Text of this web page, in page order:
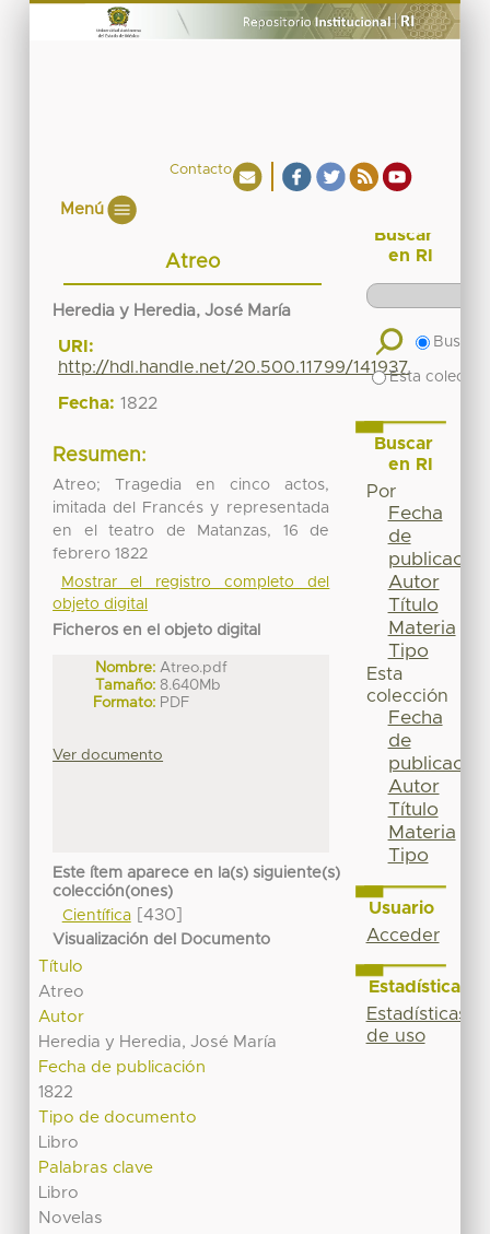
Contacto
Menú
Atreo
Heredia y Heredia, José María
URI:
http://hdl.handle.net/20.500.11799/141937
Fecha: 1822
Resumen:
Atreo; Tragedia en cinco actos,
imitada del Francés y representada
en el teatro de Matanzas, 16 de
febrero 1822
Mostrar el registro completo del
objeto digital
Ficheros en el objeto digital
Nombre: Atreo.pdf
Tamaño: 8.640Mb
Formato: PDF
Ver documento
Este ítem aparece en la(s) siguiente(s)
colección(ones)
Científica[430]
Visualización del Documento
Título
Atreo
Autor
Heredia y Heredia, José María
Fecha de publicación
1822
Tipo de documento
Libro
Palabras clave
Libro
Novelas
Buscar
en RI
Buscar
Esta
Buscar
en RI
Por
Fecha
de
publicación
Autor
Título
Materia
Tipo
Esta
colección
Fecha
de
publicación
Autor
Título
Materia
Tipo
Usuario
Acceder
Estadísticas
Estadísticas
de uso